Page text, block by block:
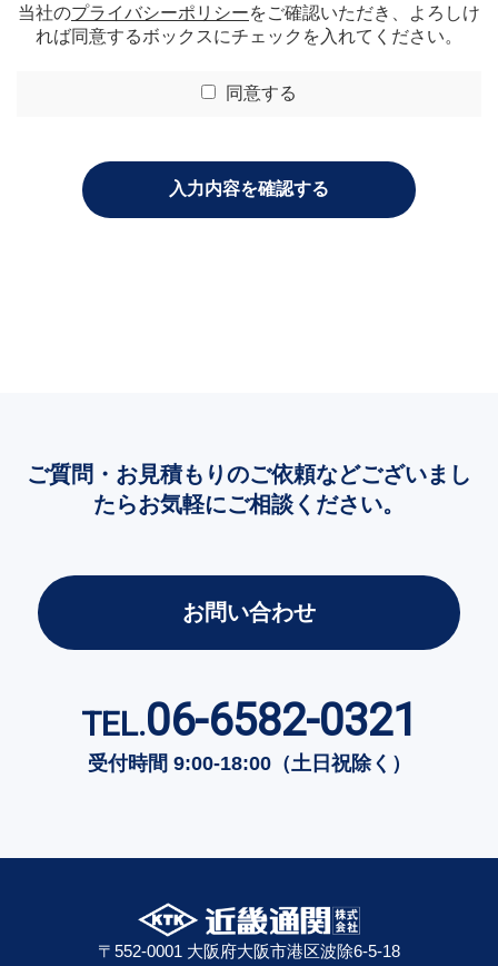
当社のプライバシーポリシーをご確認いただき、よろしけ
れば同意するボックスにチェックを入れてください。
同意する
ご質問・お見積もりのご依頼などございまし
たらお気軽にご相談ください。
お問い合わせ
TEL.06-6582-0321
受付時間 9:00-18:00（土日祝除く）
〒552-0001 大阪府大阪市港区波除6-5-18